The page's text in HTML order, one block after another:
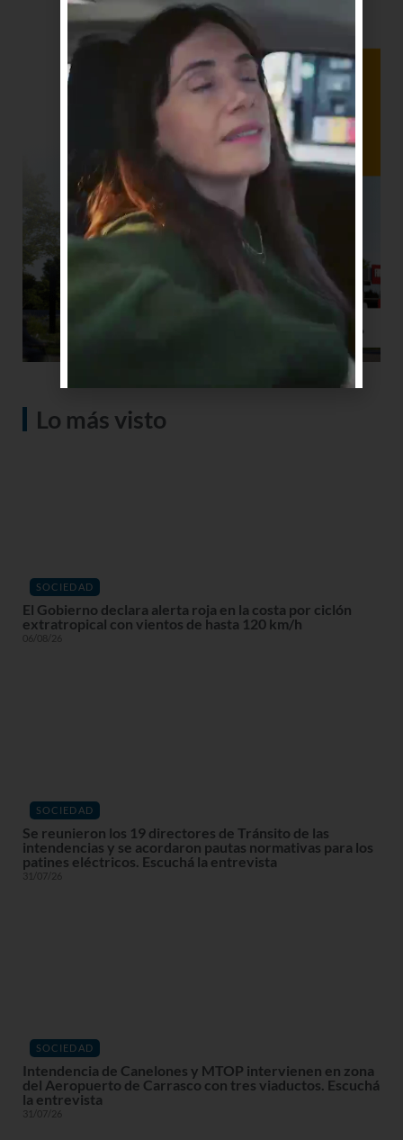
Lo más visto
SOCIEDAD
El Gobierno declara alerta roja en la costa por ciclón
extratropical con vientos de hasta 120 km/h
06/08/26
SOCIEDAD
Se reunieron los 19 directores de Tránsito de las
intendencias y se acordaron pautas normativas para los
patines eléctricos. Escuchá la entrevista
31/07/26
SOCIEDAD
Intendencia de Canelones y MTOP intervienen en zona
del Aeropuerto de Carrasco con tres viaductos. Escuchá
la entrevista
31/07/26